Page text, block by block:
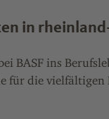
in
BASF ins
für die